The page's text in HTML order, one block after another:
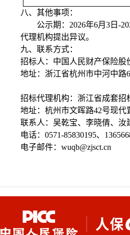
八、其他事项：
公示期： 2026年6月3日-
代理机构提出异议。
九、联系方式：
招标人：中国人民财产保险股
地址：浙江省杭州市中河中路
招标代理机构：浙江省成套招
地址：杭州市文晖路42号现代
联系人：吴乾宝、李晓倩、汝
电话： 0571-85830195、
电子邮件： wuqb@zjsct.cn